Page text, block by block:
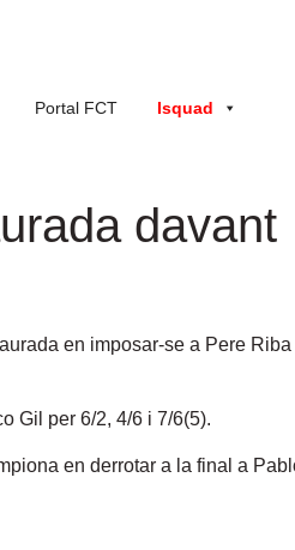
Portal FCT Isquad
davant
en imposar-se a Pere Riba
Gil per 6/2, 4/6 i 7/6(5).
en derrotar a la final a